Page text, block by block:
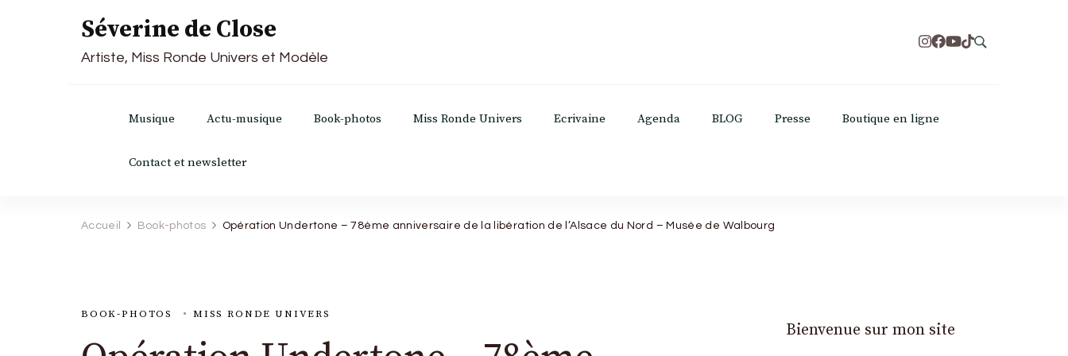
Séverine de Close
Artiste, Miss Ronde Univers et Modèle
Musique Actu-musique Book-photos Miss Ronde Univers Ecrivaine Agenda BLOG Presse Boutique en ligne
Contact et newsletter
Accueil Book-photos Opération Undertone – 78ème anniversaire de la libération de l’Alsace du Nord – Musée de Walbourg
BOOK-PHOTOS MISS RONDE UNIVERS
Bienvenue sur mon site